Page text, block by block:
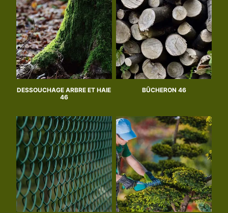
DESSOUCHAGE ARBRE ET HAIE
46
BÛCHERON 46